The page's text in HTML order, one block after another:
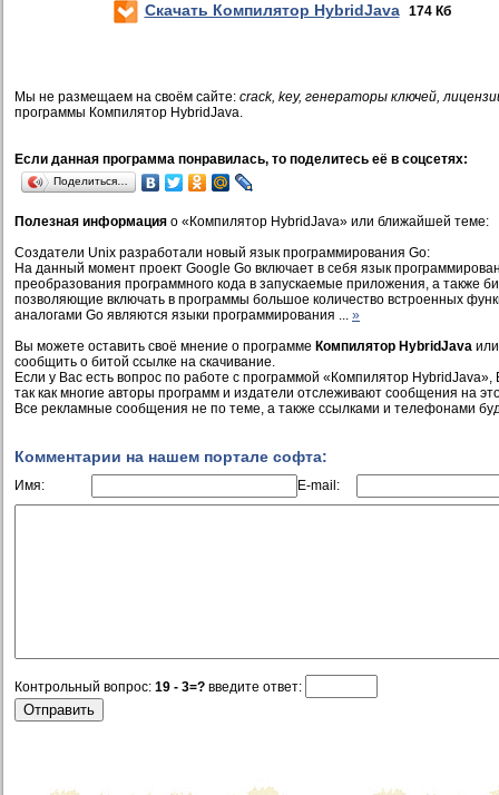
Скачать Компилятор HybridJava 174 Кб
Мы не размещаем на своём сайте: crack, key, генераторы ключей,
программы Компилятор HybridJava.
Если данная программа понравилась, то поделитесь её в соцсетях:
Поделиться…
Полезная информация о «Компилятор HybridJava» или ближайшей теме:
Создатели Unix разработали новый язык программирования Go:
На данный момент проект Google Go включает в себя язык
преобразования программного кода в запускаемые приложения, а также
позволяющие включать в программы большое количество встроенных
аналогами Go являются языки программирования ... »
Вы можете оставить своё мнение о программе Компилятор HybridJava
сообщить о битой ссылке на скачивание.
Если у Вас есть вопрос по работе с программой «Компилятор HybridJava»,
так как многие авторы программ и издатели отслеживают сообщения на
Все рекламные сообщения не по теме, а также ссылками и телефонами
Комментарии на нашем портале софта:
Имя: E-mail:
Контрольный вопрос: 19 - 3=? введите ответ: